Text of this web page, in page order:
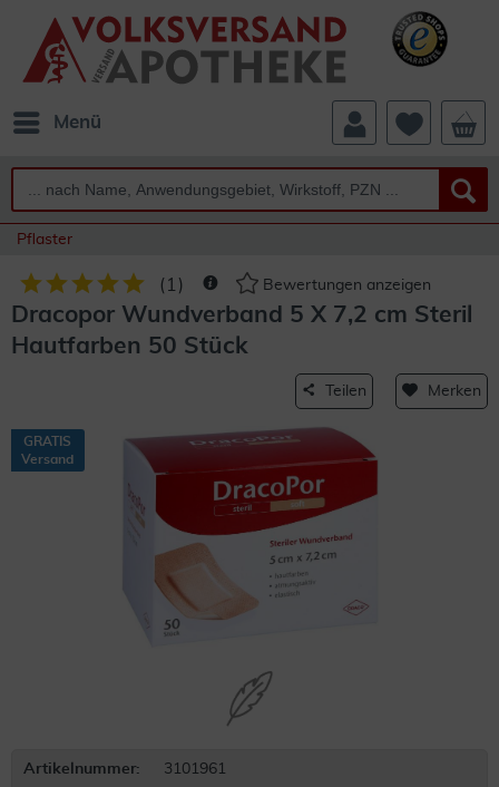
Menü
Pflaster
( 1 ) Bewertungen anzeigen
Dracopor Wundverband 5 X 7,2 cm Steril
Hautfarben 50 Stück
Teilen Merken
GRATIS
Versand
Artikelnummer:
3101961